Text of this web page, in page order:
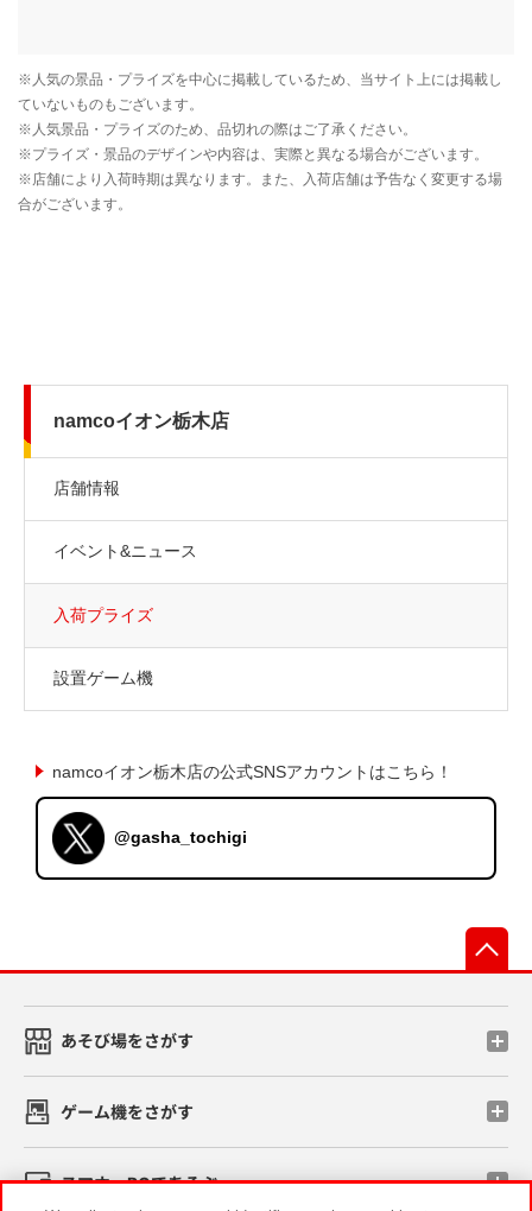
namcoイオン栃木店
店舗情報
イベント&ニュース
入荷プライズ
設置ゲーム機
namcoイオン栃木店の公式SNSアカウントはこちら！
@gasha_tochigi
あそび場をさがす
ゲーム機をさがす
スマホ・PCであそぶ